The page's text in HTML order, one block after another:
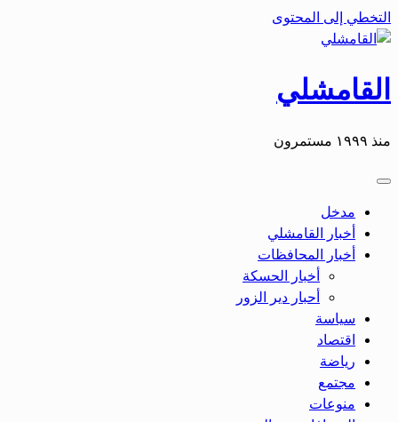
التخطي إلى المحتوى
القامشلي
منذ ١٩٩٩ مستمرون
مدخل
أخبار القامشلي
أخبار المحافظات
أخبار الحسكة
أحبار دير الزور
سياسة
اقتصاد
رياضة
مجتمع
منوعات